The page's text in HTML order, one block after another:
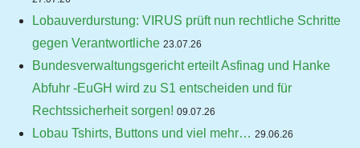
Lobauverdurstung: VIRUS prüft nun rechtliche Schritte
gegen Verantwortliche 23.07.26
Bundesverwaltungsgericht erteilt Asfinag und Hanke
Abfuhr -EuGH wird zu S1 entscheiden und für
Rechtssicherheit sorgen! 09.07.26
Lobau Tshirts, Buttons und viel mehr… 29.06.26